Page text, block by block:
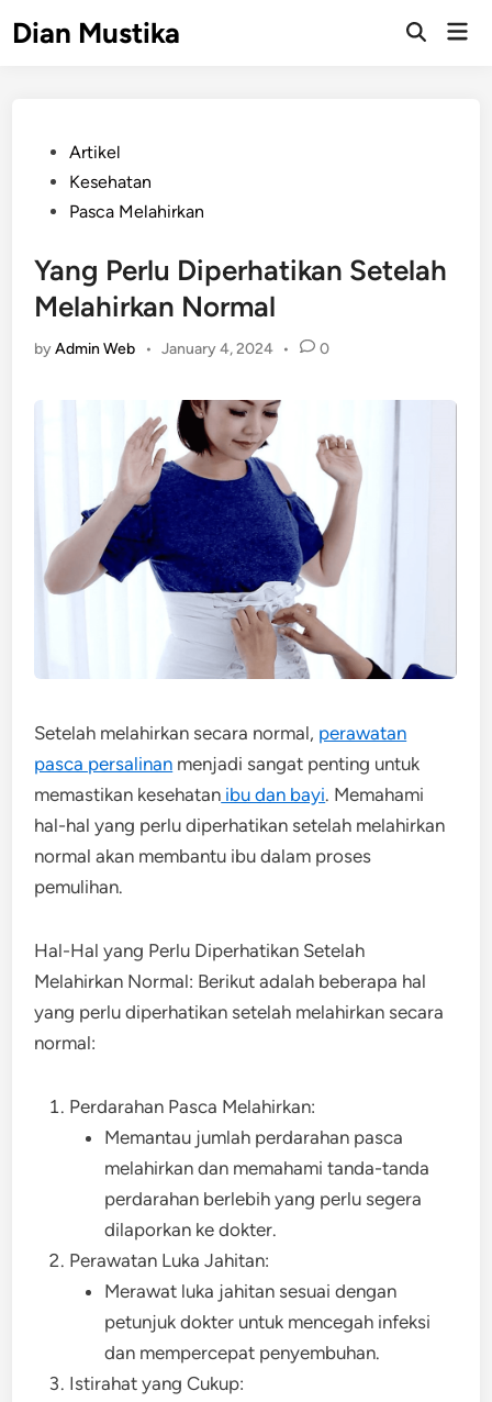
toDian Mustika
Open
PostedArtikel
Kesehatan
Pasca Melahirkan
Yang Perlu Diperhatikan Setelah
Melahirkan Normal
byAdmin Web • January 4, 2024 • 0
Setelah melahirkan secara normal, perawatan
pasca persalinan menjadi sangat penting untuk
memastikan kesehatan ibu dan bayi. Memahami
hal-hal yang perlu diperhatikan setelah melahirkan
normal akan membantu ibu dalam proses
pemulihan.
Hal-Hal yang Perlu Diperhatikan Setelah
Melahirkan Normal: Berikut adalah beberapa hal
yang perlu diperhatikan setelah melahirkan secara
normal:
Perdarahan Pasca Melahirkan:
Memantau jumlah perdarahan pasca
melahirkan dan memahami tanda-tanda
perdarahan berlebih yang perlu segera
dilaporkan ke dokter.
Perawatan Luka Jahitan:
Merawat luka jahitan sesuai dengan
petunjuk dokter untuk mencegah infeksi
dan mempercepat penyembuhan.
Istirahat yang Cukup: